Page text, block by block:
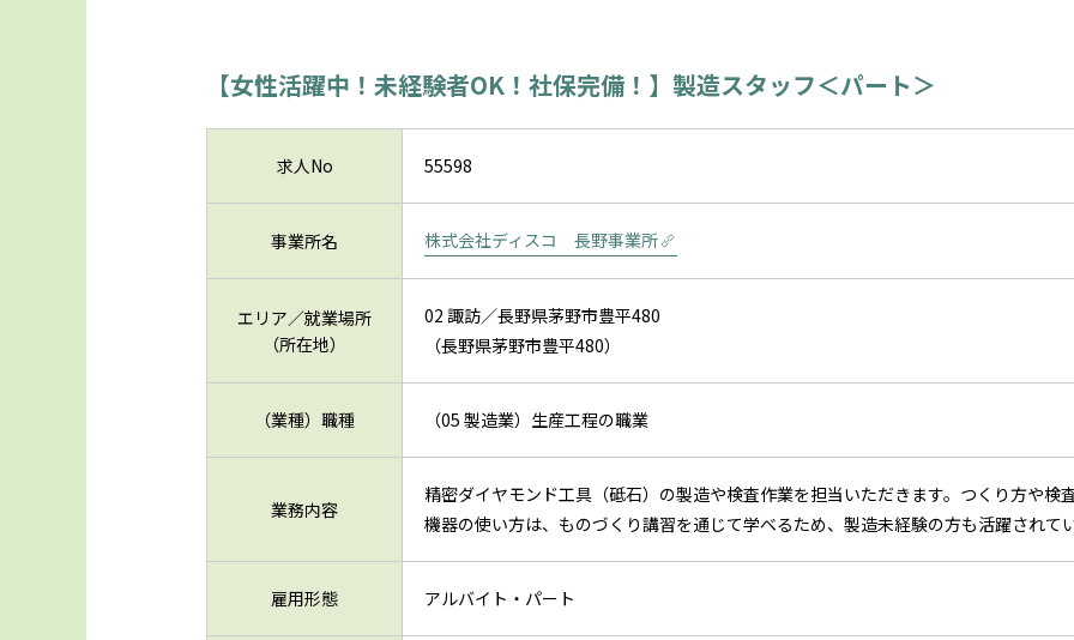
【女性活躍中！未経験者OK！社保完備！】製造スタッフ＜パート＞
求人No 55598
事業所名 株式会社ディスコ 長野事業所
エリア／就業場所
（所在地）
02 諏訪／長野県茅野市豊平480
（長野県茅野市豊平480）
（業種）職種 （05 製造業）生産工程の職業
業務内容
精密ダイヤモンド工具（砥石）の製造や検査作業を担当いただきます。つくり方や検
機器の使い方は、ものづくり講習を通じて学べるため、製造未経験の方も活躍されて
雇用形態 アルバイト・パート